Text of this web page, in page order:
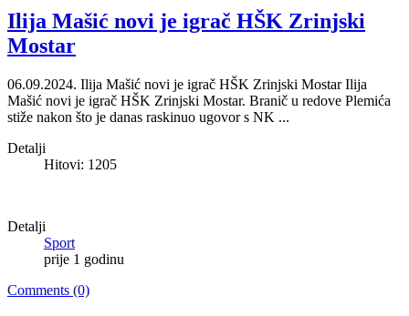
Ilija Mašić novi je igrač HŠK Zrinjski
Mostar
06.09.2024. Ilija Mašić novi je igrač HŠK Zrinjski Mostar Ilija
Mašić novi je igrač HŠK Zrinjski Mostar. Branič u redove Plemića
stiže nakon što je danas raskinuo ugovor s NK ...
Detalji
Hitovi: 1205
Detalji
Sport
prije 1 godinu
Comments (0)